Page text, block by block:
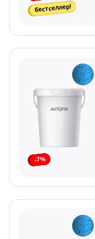
бестселлер!
-7%